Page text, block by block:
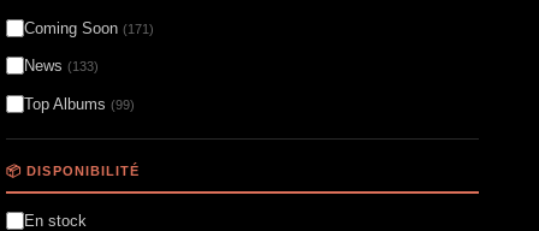
Coming Soon (171)
News (133)
Top Albums (99)
📦 DISPONIBILITÉ
En stock